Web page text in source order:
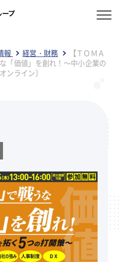
報 経営・財務
【ＴＯＭＡ
「価値」を創れ！～中小企業の
ンライン〕